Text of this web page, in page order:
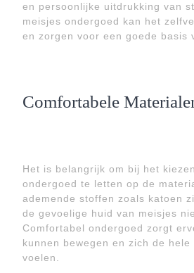
en persoonlijke uitdrukking van
meisjes ondergoed kan het
en zorgen voor een goede basis
Comfortabele
Het is belangrijk om bij het
ondergoed te letten op de
ademende stoffen zoals katoen
de gevoelige huid van meisjes
Comfortabel ondergoed zorgt
kunnen bewegen en zich de
voelen.